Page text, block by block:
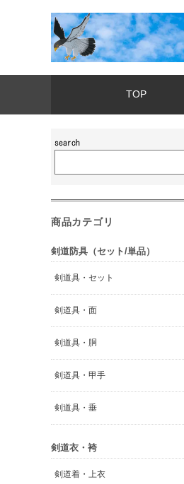
TOP
商品カテゴリ
剣道防具（セット/単品）
剣道具・セット
剣道具・面
剣道具・胴
剣道具・甲手
剣道具・垂
剣道衣・袴
剣道着・上衣